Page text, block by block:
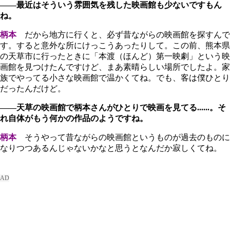
――最近はそういう雰囲気を残した映画館も少ないですもん
ね。
柄本だから地方に行くと、必ず昔ながらの映画館を探すんで
す。すると意外な所にけっこうあったりして。この前、熊本県
の天草市に行ったときに「本渡（ほんど）第一映劇」という映
画館を見つけたんですけど、まあ素晴らしい場所でしたよ。家
族でやってる小さな映画館で温かくてね。でも、客は僕ひとり
だったんだけど。
――天草の映画館で柄本さんがひとりで映画を見てる......。そ
れ自体がもう何かの作品のようですね。
柄本そうやって昔ながらの映画館というものが過去のものに
なりつつあるんじゃないかなと思うとなんだか寂しくてね。